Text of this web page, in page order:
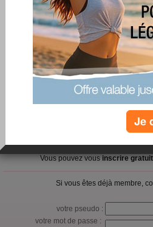
The majority of Quebec’s forest coverage
to more than 225 species of bird, 50 species
including moose, black bears,
https://www.fox44news.com/business/press-
presswire/630424318/future-electronics-
quebec-for-earth-day-2023/
L’accès et l’utilisation du forum sont
Vous pouvez vousinscrire
Si vous êtes déjà membre,
votre pseudo :
votre mot de passe :
Je